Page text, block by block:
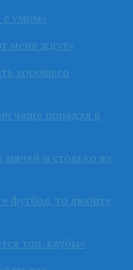
умом»
меня ждут»
хорошего
чаще попадал в
и столько же
футбол, то любите
топ-клубы»